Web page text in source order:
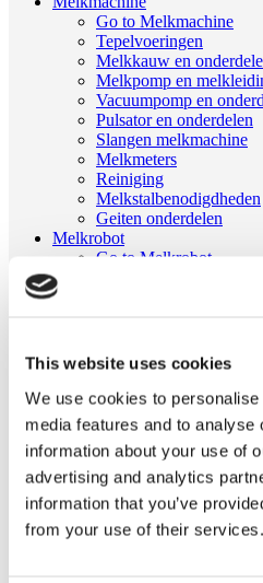
This website uses cookies
We use cookies to
media features and to
information about your use of
advertising and analytics
information that you’ve
from your use of their services.
Go to Melkmachine
Tepelvoeringen
Melkkauw en
Melkpomp en
Vacuumpomp en
Pulsator en onderdelen
Slangen melkmachine
Melkmeters
Reiniging
Melkstalbenodigdheden
Geiten onderdelen
Melkrobot
Go to Melkrobot
GEA MIone
Stal benodigdheden
Go to Stal
Koeborstel
Ambic onderdelen
Minimelkers
stalartikelen
Skelex
Home